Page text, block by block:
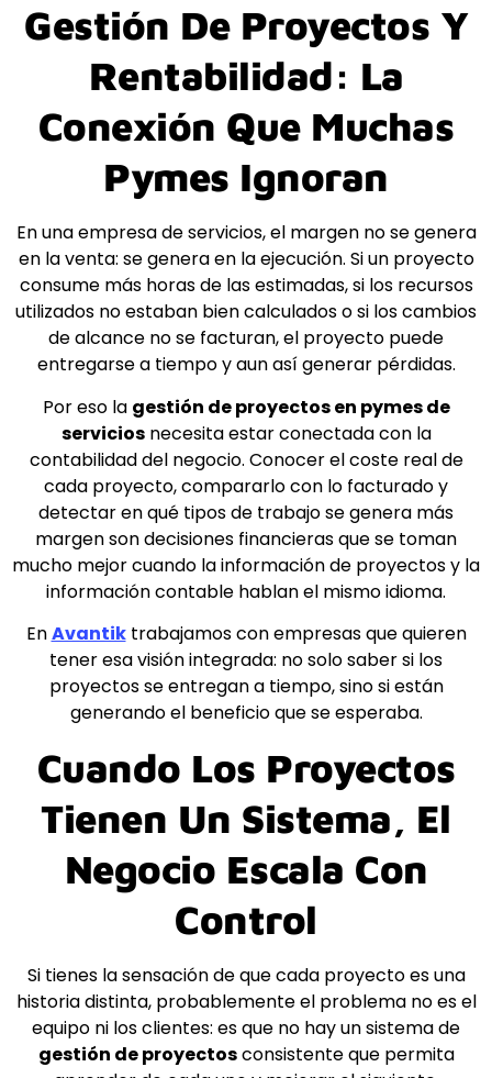
Gestión De Proyectos Y
Rentabilidad: La
Conexión Que Muchas
Pymes Ignoran
En una empresa de servicios, el margen no se genera
en la venta: se genera en la ejecución. Si un proyecto
consume más horas de las estimadas, si los recursos
utilizados no estaban bien calculados o si los cambios
de alcance no se facturan, el proyecto puede
entregarse a tiempo y aun así generar pérdidas.
Por eso la gestión de proyectos en pymes de
serviciosnecesita estar conectada con la
contabilidad del negocio. Conocer el coste real de
cada proyecto, compararlo con lo facturado y
detectar en qué tipos de trabajo se genera más
margen son decisiones financieras que se toman
mucho mejor cuando la información de proyectos y la
información contable hablan el mismo idioma.
EnAvantiktrabajamos con empresas que quieren
tener esa visión integrada: no solo saber si los
proyectos se entregan a tiempo, sino si están
generando el beneficio que se esperaba.
Cuando Los Proyectos
Tienen Un Sistema, El
Negocio Escala Con
Control
Si tienes la sensación de que cada proyecto es una
historia distinta, probablemente el problema no es el
equipo ni los clientes: es que no hay un sistema de
gestión de proyectosconsistente que permita